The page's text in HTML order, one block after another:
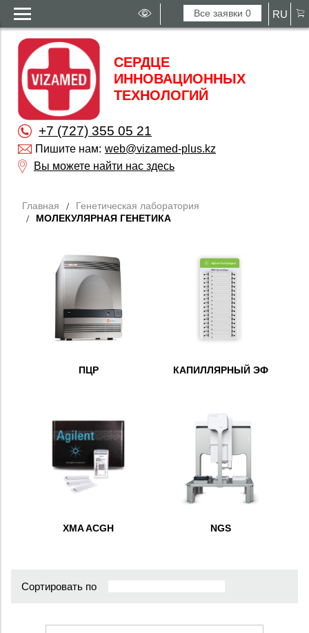
Все заявки0 RU
СЕРДЦЕ
ИННОВАЦИОННЫХ
ТЕХНОЛОГИЙ
+7 (727) 355 05 21
Пишите нам: web@vizamed-plus.kz
Вы можете найти нас здесь
Главная Генетическая лаборатория
МОЛЕКУЛЯРНАЯ ГЕНЕТИКА
ПЦР КАПИЛЛЯРНЫЙ ЭФ
XMA ACGH NGS
Сортировать по